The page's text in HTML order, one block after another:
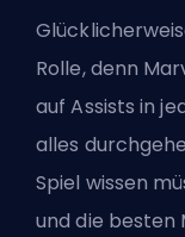
Rolle, denn
auf Assists in
alles
Spiel wissen
und die besten